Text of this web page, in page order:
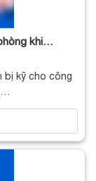
khi…
bị kỹ cho công